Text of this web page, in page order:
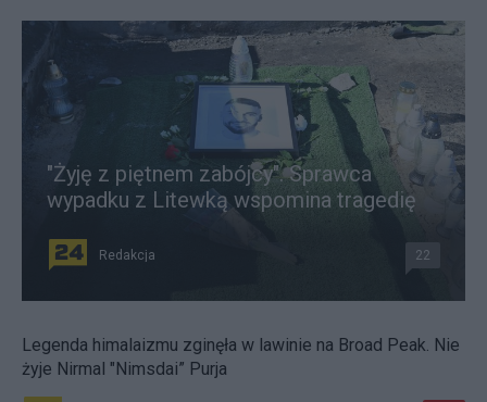
"Żyję z piętnem zabójcy". Sprawca
wypadku z Litewką wspomina tragedię
Redakcja 22
Legenda himalaizmu zginęła w lawinie na Broad Peak. Nie
żyje Nirmal "Nimsdai” Purja